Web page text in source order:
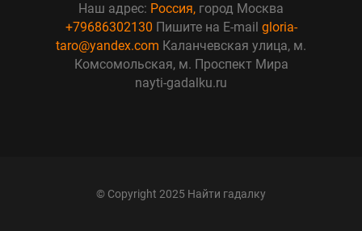
Наш адрес: Россия, город Москва
+79686302130 Пишите на E-mail gloria-
taro@yandex.com Каланчевская улица, м.
Комсомольская, м. Проспект Мира
nayti-gadalku.ru
© Copyright 2025 Найти гадалку